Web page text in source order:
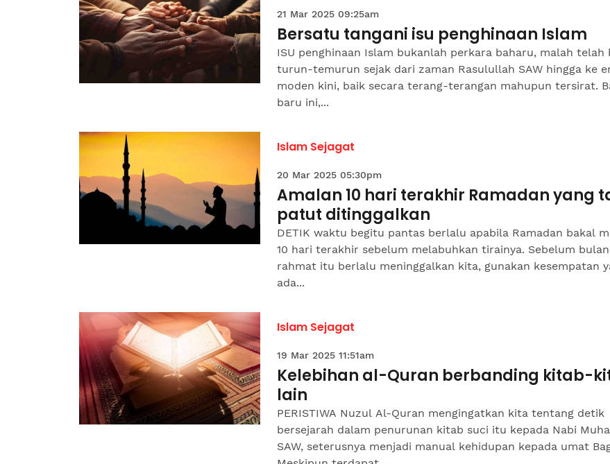
21 Mar 2025 09:25am
Bersatu tangani isu penghinaan Islam
ISU penghinaan Islam bukanlah perkara baharu, malah telah
turun-temurun sejak dari zaman Rasulullah SAW hingga ke
moden kini, baik secara terang-terangan mahupun tersirat.
baru ini,...
Islam Sejagat
20 Mar 2025 05:30pm
Amalan 10 hari terakhir Ramadan yang
patut ditinggalkan
DETIK waktu begitu pantas berlalu apabila Ramadan bakal
10 hari terakhir sebelum melabuhkan tirainya. Sebelum
rahmat itu berlalu meninggalkan kita, gunakan kesempatan
ada...
Islam Sejagat
19 Mar 2025 11:51am
Kelebihan al-Quran berbanding kitab-
lain
PERISTIWA Nuzul Al-Quran mengingatkan kita tentang detik
bersejarah dalam penurunan kitab suci itu kepada Nabi
SAW, seterusnya menjadi manual kehidupan kepada umat